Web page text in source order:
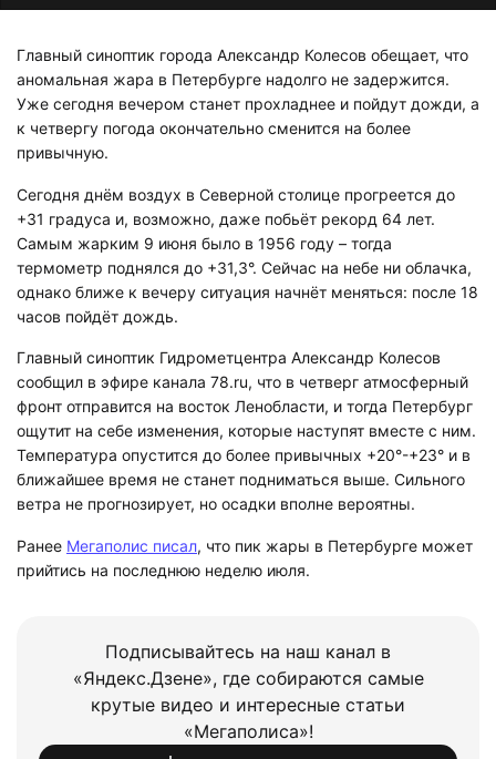
Главный синоптик города Александр Колесов обещает, что
аномальная жара в Петербурге надолго не задержится.
Уже сегодня вечером станет прохладнее и пойдут дожди, а
к четвергу погода окончательно сменится на более
привычную.
Сегодня днём воздух в Северной столице прогреется до
+31 градуса и, возможно, даже побьёт рекорд 64 лет.
Самым жарким 9 июня было в 1956 году – тогда
термометр поднялся до +31,3°. Сейчас на небе ни облачка,
однако ближе к вечеру ситуация начнёт меняться: после 18
часов пойдёт дождь.
Главный синоптик Гидрометцентра Александр Колесов
сообщил в эфире канала 78.ru, что в четверг атмосферный
фронт отправится на восток Ленобласти, и тогда Петербург
ощутит на себе изменения, которые наступят вместе с ним.
Температура опустится до более привычных +20°-+23° и в
ближайшее время не станет подниматься выше. Сильного
ветра не прогнозирует, но осадки вполне вероятны.
Ранее Мегаполис писал, что пик жары в Петербурге может
прийтись на последнюю неделю июля.
Подписывайтесь на наш канал в
«Яндекс.Дзене», где собираются самые
крутые видео и интересные статьи
«Мегаполиса»!